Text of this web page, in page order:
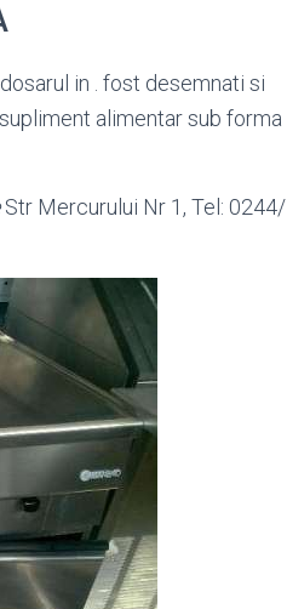
in . fost desemnati si
alimentar sub forma
Str Mercurului Nr 1, Tel: 0244/